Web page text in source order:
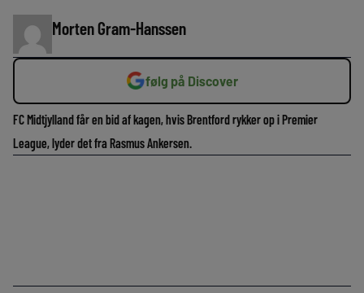
Morten Gram-Hanssen
følg på Discover
FC Midtjylland får en bid af kagen, hvis Brentford rykker op i Premier
League, lyder det fra Rasmus Ankersen.